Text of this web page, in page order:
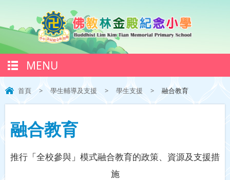
MENU
首頁 > 學生輔導及支援 > 學生支援 > 融合教育
融合教育
推行 「 全校參與 」 模式融合教育的政策、資源及支援措
施